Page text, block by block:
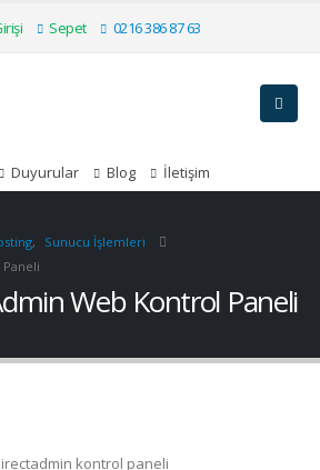
Sepet 0216 386 87 63
Duyurular Blog İletişim
,
Sunucu İşlemleri
Web Kontrol Paneli